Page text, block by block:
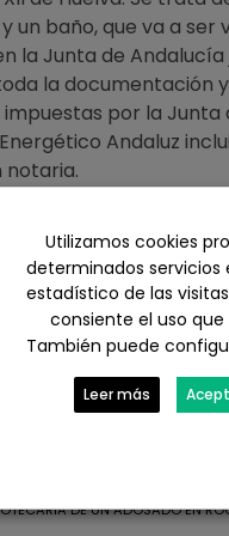
un baño, que va a ser
la Junta de
la documentación
por la
Andaluz
con nosotros en
webhttps://
X
Utilizamos cookies
determinados servicios
estadístico de las
consiente el uso
También puede
Leer más